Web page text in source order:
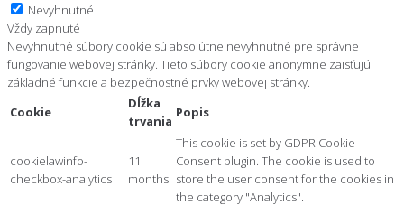
Nevyhnutné
Vždy zapnuté
Nevyhnutné súbory cookie sú absolútne nevyhnutné pre správne
fungovanie webovej stránky. Tieto súbory cookie anonymne zaisťujú
základné funkcie a bezpečnostné prvky webovej stránky.
Cookie
Dĺžka
trvania
Popis
cookielawinfo-
checkbox-analytics
11
months
This cookie is set by GDPR Cookie
Consent plugin. The cookie is used to
store the user consent for the cookies in
the category "Analytics".